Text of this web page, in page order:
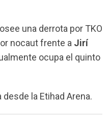
una derrota por TKO
nocaut frente a Jirí
ocupa el quinto
desde la Etihad Arena.